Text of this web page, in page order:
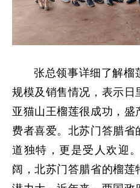
张总领事详细了解榴
规模及销售情况，表示
亚猫山王榴莲很成功，
费者喜爱。北苏门答腊
道独特，更是受人欢迎
阔，北苏门答腊省的榴莲